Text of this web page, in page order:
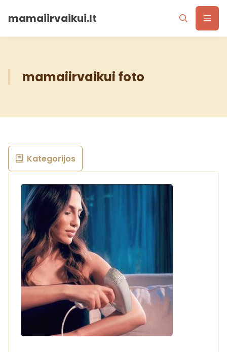
mamaiirvaikui.lt
mamaiirvaikui foto
Kategorijos